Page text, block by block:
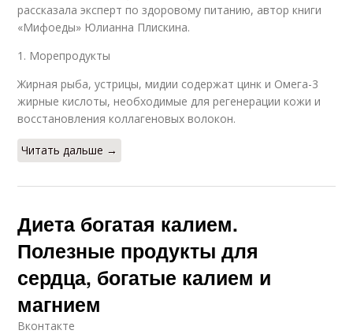
рассказала эксперт по здоровому питанию, автор книги
«Мифоеды» Юлианна Плискина.
1. Морепродукты
Жирная рыба, устрицы, мидии содержат цинк и Омега-3
жирные кислоты, необходимые для регенерации кожи и
восстановления коллагеновых волокон.
Читать дальше →
Диета богатая калием.
Полезные продукты для
сердца, богатые калием и
магнием
Вконтакте